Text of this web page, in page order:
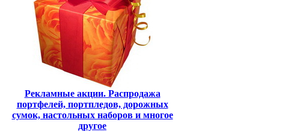
Рекламные акции. Распродажа
портфелей, портпледов, дорожных
сумок, настольных наборов и многое
другое